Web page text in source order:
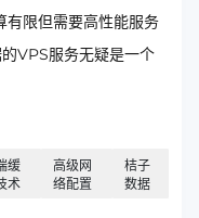
有限但需要高性能服务
VPS服务无疑是一个
缓
术
高级网
络配置
桔子
数据